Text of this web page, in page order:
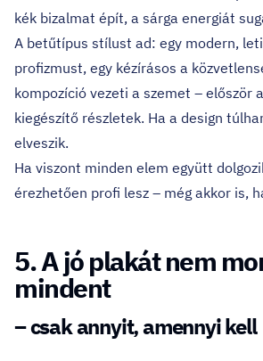
kék bizalmat épít, a sárga energiát
A betűtípus stílust ad: egy modern,
profizmust, egy kézírásos a
kompozíció vezeti a szemet – először
kiegészítő részletek. Ha a design
elveszik.
Ha viszont minden elem együtt
érezhetően profi lesz – még akkor is,
5. A jó plakát nem
mindent
– csak annyit, amennyi kell